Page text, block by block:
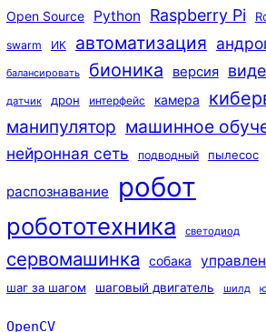
Open Source Python Raspberry Pi
swarm ИК автоматизация
балансировать бионика версия
датчик дрон интерфейс камера
манипулятор машинное
нейронная сеть подводный пылесос
распознавание робот
робототехника светодиод
сервомашинка собака
шаг за шагом шаговый двигатель шилд
OpenCV